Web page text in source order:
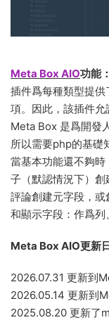
Meta Box AIO功能：
插件爲每種類型提
項。因此，該插件允
Meta Box 是爲開發
所以需要php的基礎
當基本功能還不夠
子（默認情況下）創
評論創建元字段，
和顯示字段：作爲列
Meta Box AIO更新
2026.07.31 更新到
2026.05.14 更新到
2025.08.20 更新了